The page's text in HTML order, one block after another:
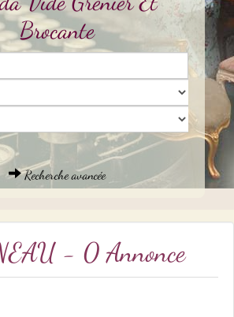
Brocante
Recherche avancée
- 0 Annonce